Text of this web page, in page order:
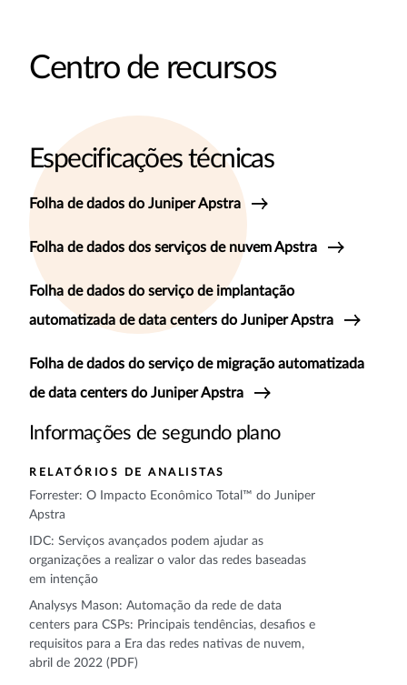
Centro de recursos
Informações de segundo plano
RELATÓRIOS DE ANALISTAS
Forrester: O Impacto Econômico Total™ do Juniper
Apstra
IDC: Serviços avançados podem ajudar as
organizações a realizar o valor das redes baseadas
em intenção
Analysys Mason: Automação da rede de data
centers para CSPs: Principais tendências, desafios e
requisitos para a Era das redes nativas de nuvem,
abril de 2022 (PDF)
Especificações técnicas
Folha de dados do Juniper Apstra
Folha de dados dos serviços de nuvem Apstra
Folha de dados do serviço de implantação
automatizada de data centers do Juniper Apstra
Folha de dados do serviço de migração automatizada
de data centers do Juniper Apstra